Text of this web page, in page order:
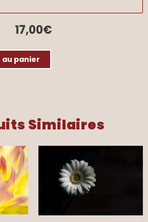
17,00€
panier
Similaires